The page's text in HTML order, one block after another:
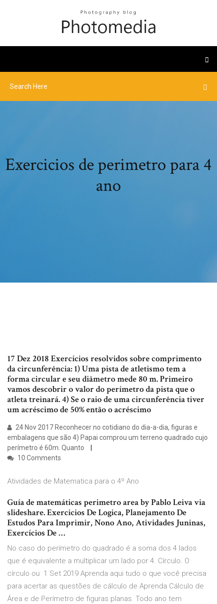
Exercicios de perimetro para 4
ano
17 Dez 2018 Exercícios resolvidos sobre comprimento
da circunferência: 1) Uma pista de atletismo tem a
forma circular e seu diâmetro mede 80 m. Primeiro
vamos descobrir o valor do perímetro da pista que o
atleta treinará. 4) Se o raio de uma circunferência tiver
um acréscimo de 50% então o acréscimo
24 Nov 2017 Reconhecer no cotidiano do dia-a-dia, figuras e
embalagens que são 4) Papai comprou um terreno quadrado cujo
perímetro é 60m. Quanto
10 Comments
Atividades de Matematica para o 4º Ano
Guía de matemáticas perimetro area by Pablo Leiva via
slideshare. Exercicios De Logica, Planejamento De
Estudos Para Imprimir, Nono Ano, Atividades Juninas,
Exercícios De …
No caso do perímetro do quadrado é a soma dos 4 lados
que é equivalente a multiplicar um lado por 4. Círculo. O
círculo ou 1 Set 2019 Aprenda aqui tudo o que você precisa
para acertar as questões de cálculo de Aprenda Cálculo de
Área e de Perímetro de figuras planas. Todo ano tem